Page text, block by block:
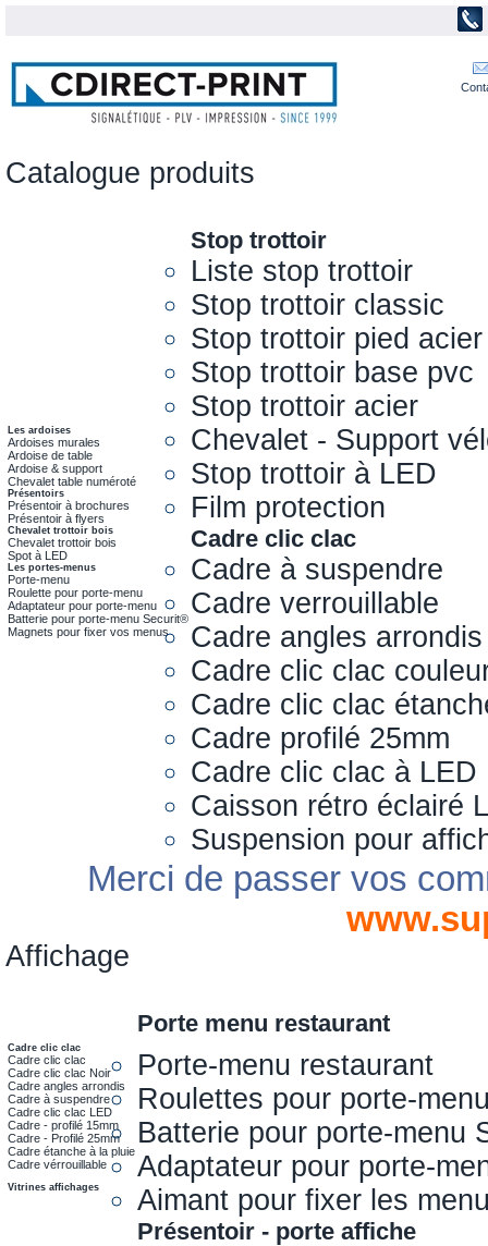
Catalogue produits
Les ardoises
Ardoises murales
Ardoise de table
Ardoise & support
Chevalet table numéroté
Présentoirs
Présentoir à brochures
Présentoir à flyers
Chevalet trottoir bois
Chevalet trottoir bois
Spot à LED
Les portes-menus
Porte-menu
Roulette pour porte-menu
Adaptateur pour porte-menu
Batterie pour porte-menu Securit®
Magnets pour fixer vos menus
Stop trottoir
Liste stop trottoir
Stop trottoir classic
Stop trottoir pied acier
Stop trottoir base pvc
Stop trottoir acier
Chevalet - Support
Stop trottoir à LED
Film protection
Cadre clic clac
Cadre à suspendre
Cadre verrouillable
Cadre angles arrondis
Cadre clic clac
Cadre clic clac
Cadre profilé 25mm
Cadre clic clac à LED
Caisson rétro éclairé
Suspension pour
Merci de passer vos
Affichage
Cadre clic clac
Cadre clic clac
Cadre clic clac Noir
Cadre angles arrondis
Cadre à suspendre
Cadre clic clac LED
Cadre - profilé 15mm
Cadre - Profilé 25mm
Cadre étanche à la pluie
Cadre vérrouillable
Vitrines affichages
Porte menu restaurant
Porte-menu restaurant
Roulettes pour porte-
Batterie pour porte-menu
Adaptateur pour porte-
Aimant pour fixer les
Présentoir - porte affiche